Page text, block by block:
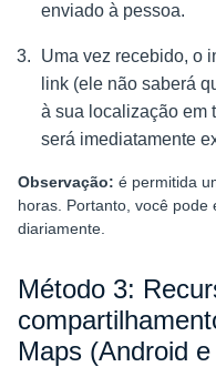
enviado à pessoa.
Uma vez recebido, o
link (ele não saberá
à sua localização em
será imediatamente
Observação: é permitida
horas. Portanto, você pode
diariamente.
Método 3:
Maps (Android